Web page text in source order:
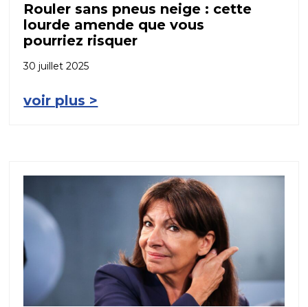
Rouler sans pneus neige : cette
lourde amende que vous
pourriez risquer
30 juillet 2025
voir plus >